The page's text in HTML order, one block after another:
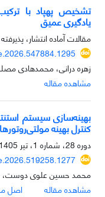
تشخیص پهپاد با
یادگیری عمیق
مقالات آماده انتشار،
زهره درانی، محمدهادی
مشاهده مقاله
بهینه‌سازی سیستم
کنترل بهینه مولتی‌روتورها
دوره 28، شماره 1، تیر 1405، صفحه
محمد حسین علوی دوست،
مشاهده مقاله
اصل